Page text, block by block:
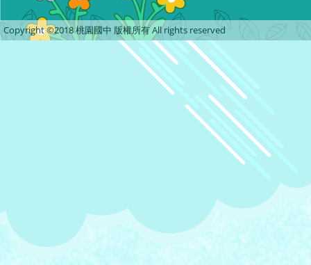
Copyright ©2018 桃園國中 版權所有 All rights reserved